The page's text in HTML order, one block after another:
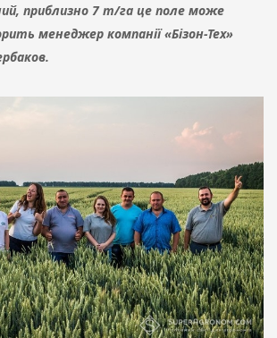
приблизно 7 т/га це поле може
менеджер компанії «Бізон-Тех»